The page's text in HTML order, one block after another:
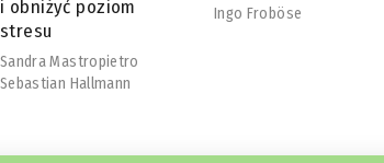
Ingo Froböse Konstantin Gerlach